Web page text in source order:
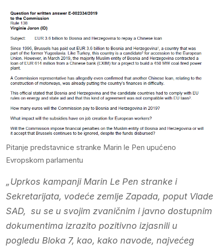
Pitanje predstavnice stranke Marin le Pen upućeno
Evropskom parlamentu
„Uprkos kampanji Marin Le Pen stranke i
Sekretarijata, vodeće zemlje Zapada, poput Vlade
SAD, su se u svojim zvaničnim i javno dostupnim
dokumentima izrazito pozitivno izjasnili u
pogledu Bloka 7, kao, kako navode, najvećeg